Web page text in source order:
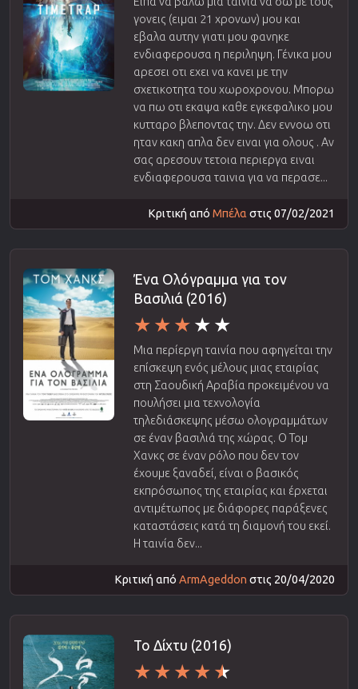
γονεις (ειμαι 21 χρονων) μου και
εβαλα αυτην γιατι μου φανηκε
ενδιαφερουσα η περιληψη. Γένικα μου
αρεσει οτι εχει να κανει με την
σχετικοτητα του χωροχρονου. Μπορω
να πω οτι εκαψα καθε εγκεφαλικο μου
κυτταρο βλεποντας την. Δεν εννοω οτι
ηταν κακη απλα δεν ειναι για ολους . Αν
σας αρεσουν τετοια περιεργα ειναι
ενδιαφερουσα ταινια για να περασε...
Κριτική από Μπέλα στις 07/02/2021
Ένα Ολόγραμμα για τον
Βασιλιά (2016)
Μια περίεργη ταινία που αφηγείται την
επίσκεψη ενός μέλους μιας εταιρίας
στη Σαουδική Αραβία προκειμένου να
πουλήσει μια τεχνολογία
τηλεδιάσκεψης μέσω ολογραμμάτων
σε έναν βασιλιά της χώρας. Ο Τομ
Χανκς σε έναν ρόλο που δεν τον
έχουμε ξαναδεί, είναι ο βασικός
εκπρόσωπος της εταιρίας και έρχεται
αντιμέτωπος με διάφορες παράξενες
καταστάσεις κατά τη διαμονή του εκεί.
Η ταινία δεν...
Κριτική από ArmAgeddon στις 20/04/2020
Το Δίχτυ (2016)